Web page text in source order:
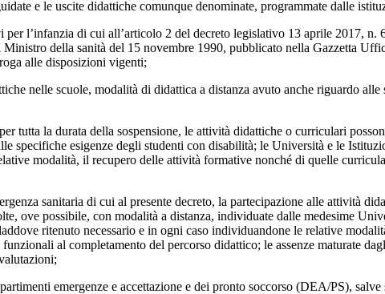
e le uscite didattiche comunque denominate, programmate dalle
l’infanzia di cui all’articolo 2 del decreto legislativo 13 aprile 2017, n.
della sanità del 15 novembre 1990, pubblicato nella Gazzetta
alle disposizioni vigenti;
nelle scuole, modalità di didattica a distanza avuto anche riguardo alle
la durata della sospensione, le attività didattiche o curriculari
specifiche esigenze degli studenti con disabilità; le Università e le
modalità, il recupero delle attività formative nonché di quelle
sanitaria di cui al presente decreto, la partecipazione alle attività
ove possibile, con modalità a distanza, individuate dalle medesime
ritenuto necessario e in ogni caso individuandone le relative
al completamento del percorso didattico; le assenze maturate
emergenze e accettazione e dei pronto soccorso (DEA/PS),